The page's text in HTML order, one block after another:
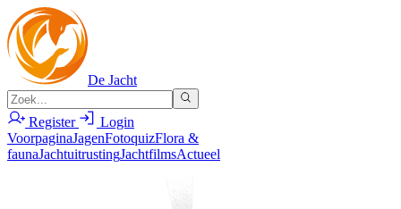
De Jacht
Register
Login
VoorpaginaJagenFotoquizFlora &
faunaJachtuitrustingJachtfilmsActueel